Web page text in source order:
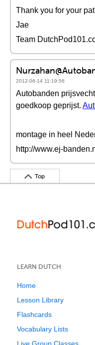
Thank you for your
Jae
Team
2012-06-14 11:19:56
Autobanden
goedkoop geprijst.
montage in heel
http://www.ej-
Top
LEARN DUTCH
Home
Lesson Library
Flashcards
Vocabulary Lists